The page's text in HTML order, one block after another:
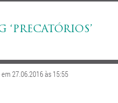
‘PRECATÓRIOS’
27.06.2016 às 15:55